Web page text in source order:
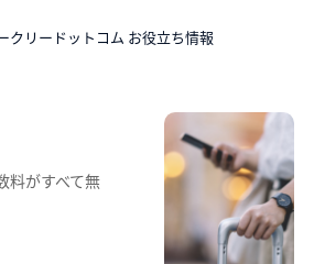
クリードットコム お役立ち情報
料がすべて無